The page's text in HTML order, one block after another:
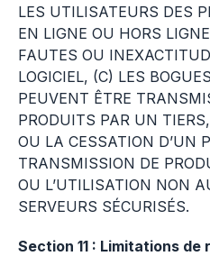
LES UTILISATEURS DES
EN LIGNE OU HORS
FAUTES OU
LOGICIEL, (C) LES
PEUVENT ÊTRE
PRODUITS PAR UN
OU LA CESSATION D’UN
TRANSMISSION DE
OU L’UTILISATION NON
SERVEURS SÉCURISÉS.
Section 11 : Limitations de